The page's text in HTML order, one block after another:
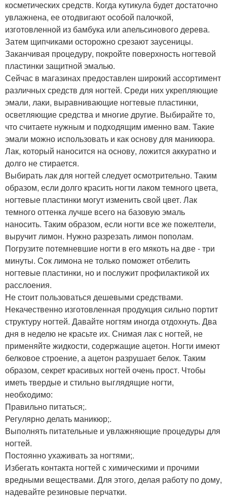
косметических средств. Когда кутикула будет достаточно
увлажнена, ее отодвигают особой палочкой,
изготовленной из бамбука или апельсинового дерева.
Затем щипчиками осторожно срезают заусеницы.
Заканчивая процедуру, покройте поверхность ногтевой
пластинки защитной эмалью.
Сейчас в магазинах предоставлен широкий ассортимент
различных средств для ногтей. Среди них укрепляющие
эмали, лаки, выравнивающие ногтевые пластинки,
осветляющие средства и многие другие. Выбирайте то,
что считаете нужным и подходящим именно вам. Такие
эмали можно использовать и как основу для маникюра.
Лак, который наносится на основу, ложится аккуратно и
долго не стирается.
Выбирать лак для ногтей следует осмотрительно. Таким
образом, если долго красить ногти лаком темного цвета,
ногтевые пластинки могут изменить свой цвет. Лак
темного оттенка лучше всего на базовую эмаль
наносить. Таким образом, если ногти все же пожелтели,
выручит лимон. Нужно разрезать лимон пополам.
Погрузите потемневшие ногти в его мякоть на две - три
минуты. Сок лимона не только поможет отбелить
ногтевые пластинки, но и послужит профилактикой их
расслоения.
Не стоит пользоваться дешевыми средствами.
Некачественно изготовленная продукция сильно портит
структуру ногтей. Давайте ногтям иногда отдохнуть. Два
дня в неделю не красьте их. Снимая лак с ногтей, не
применяйте жидкости, содержащие ацетон. Ногти имеют
белковое строение, а ацетон разрушает белок. Таким
образом, секрет красивых ногтей очень прост. Чтобы
иметь твердые и стильно выглядящие ногти,
необходимо:
Правильно питаться;.
Регулярно делать маникюр;.
Выполнять питательные и увлажняющие процедуры для
ногтей.
Постоянно ухаживать за ногтями;.
Избегать контакта ногтей с химическими и прочими
вредными веществами. Для этого, делая работу по дому,
надевайте резиновые перчатки.